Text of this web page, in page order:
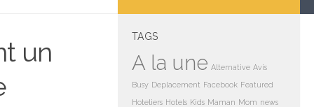
un
TAGS
A la une Alternative Avis
Busy Deplacement Facebook Featured
Hoteliers Hotels Kids Maman Mom news